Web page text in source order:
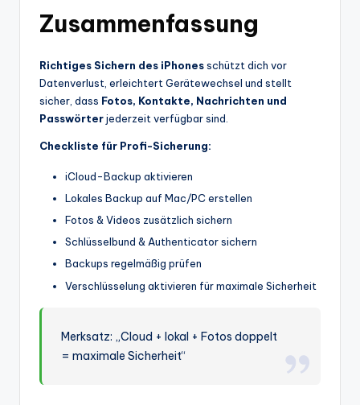
Zusammenfassung
Richtiges Sichern des iPhonesschützt dich vor
Datenverlust, erleichtert Gerätewechsel und stellt
sicher, dass Fotos, Kontakte, Nachrichten und
Passwörterjederzeit verfügbar sind.
Checkliste für Profi-Sicherung:
iCloud-Backup aktivieren
Lokales Backup auf Mac/PC erstellen
Fotos & Videos zusätzlich sichern
Schlüsselbund & Authenticator sichern
Backups regelmäßig prüfen
Verschlüsselung aktivieren für maximale Sicherheit
Merksatz: „Cloud + lokal + Fotos doppelt
= maximale Sicherheit“